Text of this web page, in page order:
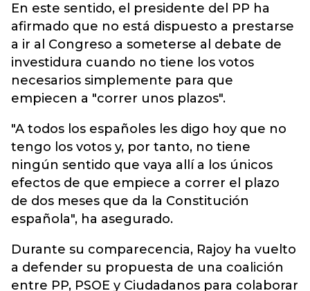
En este sentido, el presidente del PP ha
afirmado que no está dispuesto a prestarse
a ir al Congreso a someterse al debate de
investidura cuando no tiene los votos
necesarios simplemente para que
empiecen a "correr unos plazos".
"A todos los españoles les digo hoy que no
tengo los votos y, por tanto, no tiene
ningún sentido que vaya allí a los únicos
efectos de que empiece a correr el plazo
de dos meses que da la Constitución
española", ha asegurado.
Durante su comparecencia, Rajoy ha vuelto
a defender su propuesta de una coalición
entre PP, PSOE y Ciudadanos para colaborar